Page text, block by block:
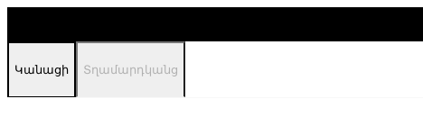
Կանացի Տղամարդկանց